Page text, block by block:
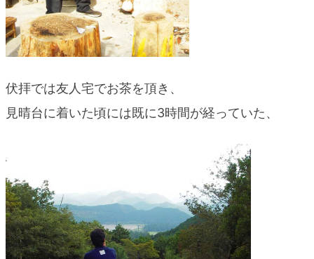
伏拝では友人宅でお茶を頂き、
見晴台に着いた頃には既に3時間が経っていた、